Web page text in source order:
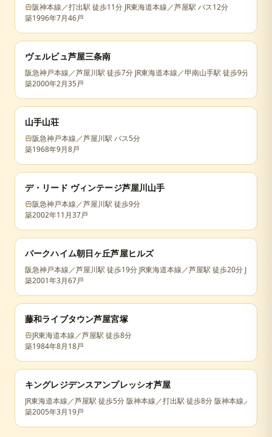
阪神本線／打出駅 徒歩11分 JR東海道本線／芦屋駅 バス12分
築1996年7月46戸
ヴェルビュ芦屋三条南
阪急神戸本線／芦屋川駅 徒歩7分 JR東海道本線／甲南山手駅 徒歩9分 JR東
築2000年2月35戸
山手山荘
阪急神戸本線／芦屋川駅 バス5分
築1968年9月8戸
デ・リード ヴィンテージ芦屋川山手
阪急神戸本線／芦屋川駅 徒歩9分
築2002年11月37戸
パークハイム朝日ヶ丘芦屋ヒルズ
阪急神戸本線／芦屋川駅 徒歩19分 JR東海道本線／芦屋駅 徒歩20分 JR東
築2001年3月67戸
藤和ライブタウン芦屋宮塚
JR東海道本線／芦屋駅 徒歩8分
築1984年8月18戸
キングレジデンスアンプレッシオ芦屋
JR東海道本線／芦屋駅 徒歩5分 阪神本線／打出駅 徒歩8分 阪神本線／芦屋
築2005年3月19戸